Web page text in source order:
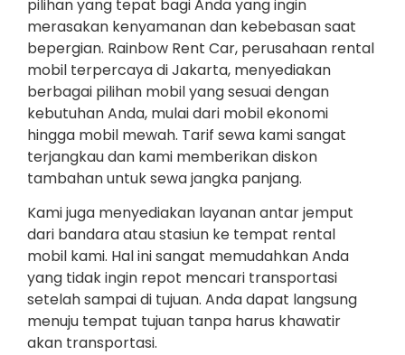
pilihan yang tepat bagi Anda yang ingin
merasakan kenyamanan dan kebebasan saat
bepergian. Rainbow Rent Car, perusahaan rental
mobil terpercaya di Jakarta, menyediakan
berbagai pilihan mobil yang sesuai dengan
kebutuhan Anda, mulai dari mobil ekonomi
hingga mobil mewah. Tarif sewa kami sangat
terjangkau dan kami memberikan diskon
tambahan untuk sewa jangka panjang.
Kami juga menyediakan layanan antar jemput
dari bandara atau stasiun ke tempat rental
mobil kami. Hal ini sangat memudahkan Anda
yang tidak ingin repot mencari transportasi
setelah sampai di tujuan. Anda dapat langsung
menuju tempat tujuan tanpa harus khawatir
akan transportasi.